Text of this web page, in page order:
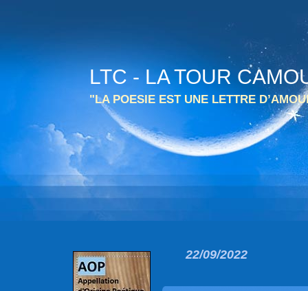
LTC - LA TOUR
"LA POESIE EST UNE LETTRE
22/09/2022